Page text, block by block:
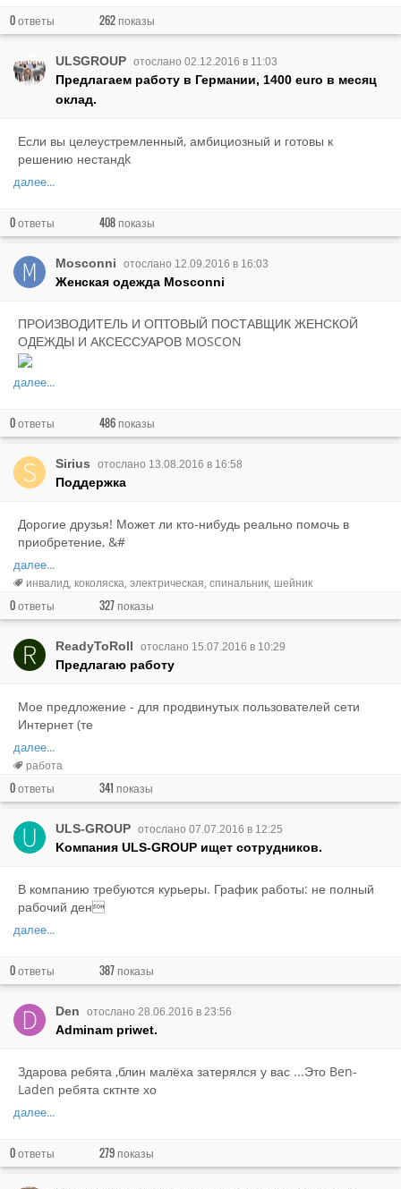
0ответы 262показы
ULSGROUP отослано 02.12.2016 в 11:03
Предлагаем работу в Германии, 1400 euro в месяц
оклад.
Если вы целеустремленный, амбициозный и готовы к
решению нестандk
далее...
0ответы 408показы
Mosconni отослано 12.09.2016 в 16:03
Женская одежда Mosconni
ПРОИЗВОДИТЕЛЬ И ОПТОВЫЙ ПОСТАВЩИК ЖЕНСКОЙ
ОДЕЖДЫ И АКСЕССУАРОВ MOSCON
далее...
0ответы 486показы
Sirius отослано 13.08.2016 в 16:58
Поддержка
Дорогие друзья! Может ли кто-нибудь реально помочь в
приобретение, &#
далее...
инвалид коколяска электрическая спинальник шейник
0ответы 327показы
ReadyToRoll отослано 15.07.2016 в 10:29
Предлагаю работу
Мое предложение - для продвинутых пользователей сети
Интернет (те
далее...
работа
0ответы 341 показы
ULS-GROUP отослано 07.07.2016 в 12:25
Kомпания ULS-GROUP ищет сотрудников.
В компанию требуются курьеры. График работы: не полный
рабочий ден
далее...
0ответы 387показы
Den отослано 28.06.2016 в 23:56
Adminam priwet.
Здарова ребята ,блин малёха затерялся у вас ...Это Ben-
Laden ребята сктнте хо
далее...
0ответы 279показы